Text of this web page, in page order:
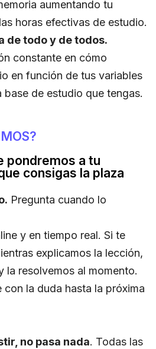
aumentando tu
horas efectivas de estudio.
de todo y de todos.
constante en cómo
en función de tus variables
base de estudio que tengas.
pondremos a tu
consigas la plaza
Pregunta cuando lo
y en tiempo real. Si te
explicamos la lección,
la resolvemos al momento.
con la duda hasta la próxima
no pasa nada. Todas las